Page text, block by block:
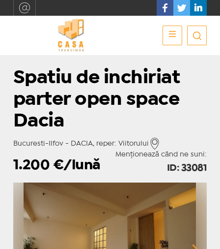
Spatiu de inchiriat
parter open space
Dacia
Bucuresti-Ilfov - DACIA, reper: Viitorului
Menționează când ne suni:
1.200 €/lună ID: 33081